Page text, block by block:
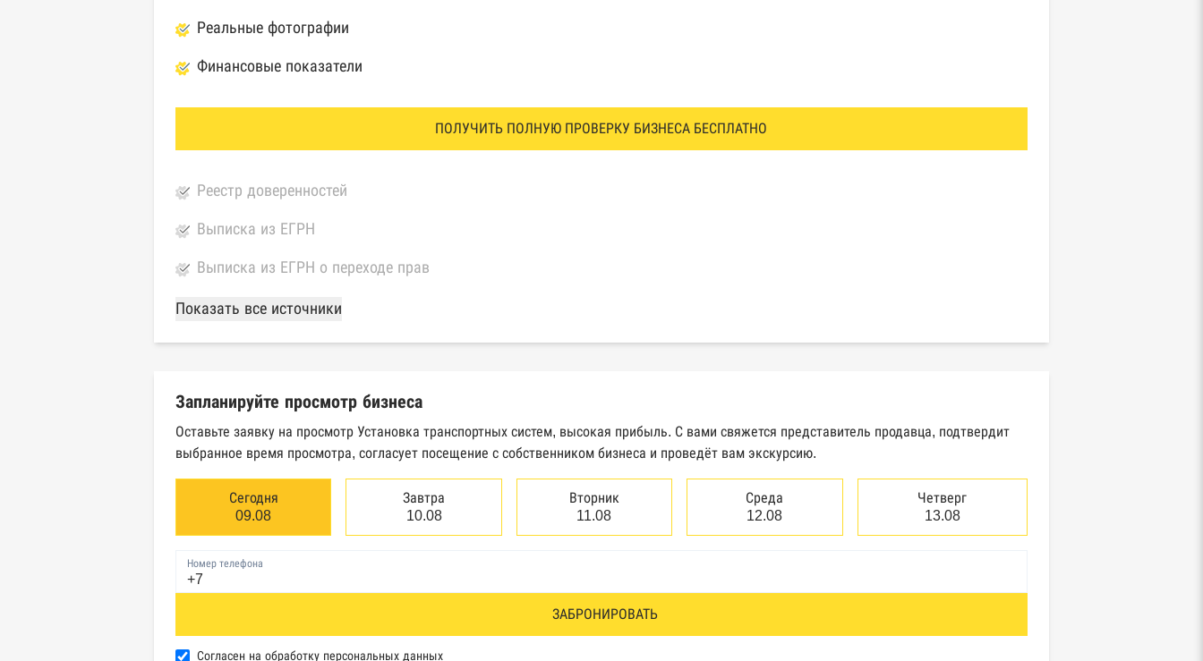
Реальные фотографии
Финансовые показатели
ПОЛУЧИТЬ ПОЛНУЮ ПРОВЕРКУ БИЗНЕСА БЕСПЛАТНО
Реестр доверенностей
Выписка из ЕГРН
Выписка из ЕГРН о переходе прав
База Росстата
Реестры ЕГРЮЛ и ЕГРИП Федеральной налоговой службы России
Картотека арбитражных дел Высшего арбитражного суда
Единый федеральный реестр сведений о банкротстве юридических лиц
Единый федеральный реестр сведений о банкротстве физических лиц
Реестр товарных знаков и знаков обслуживания Роспатента
База исполнительного производства Федеральной службы судебных приставов
Центры раскрытия информации эмитентами ценных бумаг
Реестры лицензий: Росалкоголь, Росздравнадзор, Рособрнадзор, Роскомнадзор, Роспотребнадзор, Росприроднадзор,
Показать все источники
Запланируйте просмотр бизнеса
Оставьте заявку на просмотр Установка транспортных систем, высокая прибыль. С вами свяжется представитель продавца, подтвердит
выбранное время просмотра, согласует посещение с собственником бизнеса и проведёт вам экскурсию.
Сегодня
09.08
Завтра
10.08
Вторник
11.08
Среда
12.08
Четверг
13.08
Номер телефона
ЗАБРОНИРОВАТЬ
Согласен на обработку персональных данных